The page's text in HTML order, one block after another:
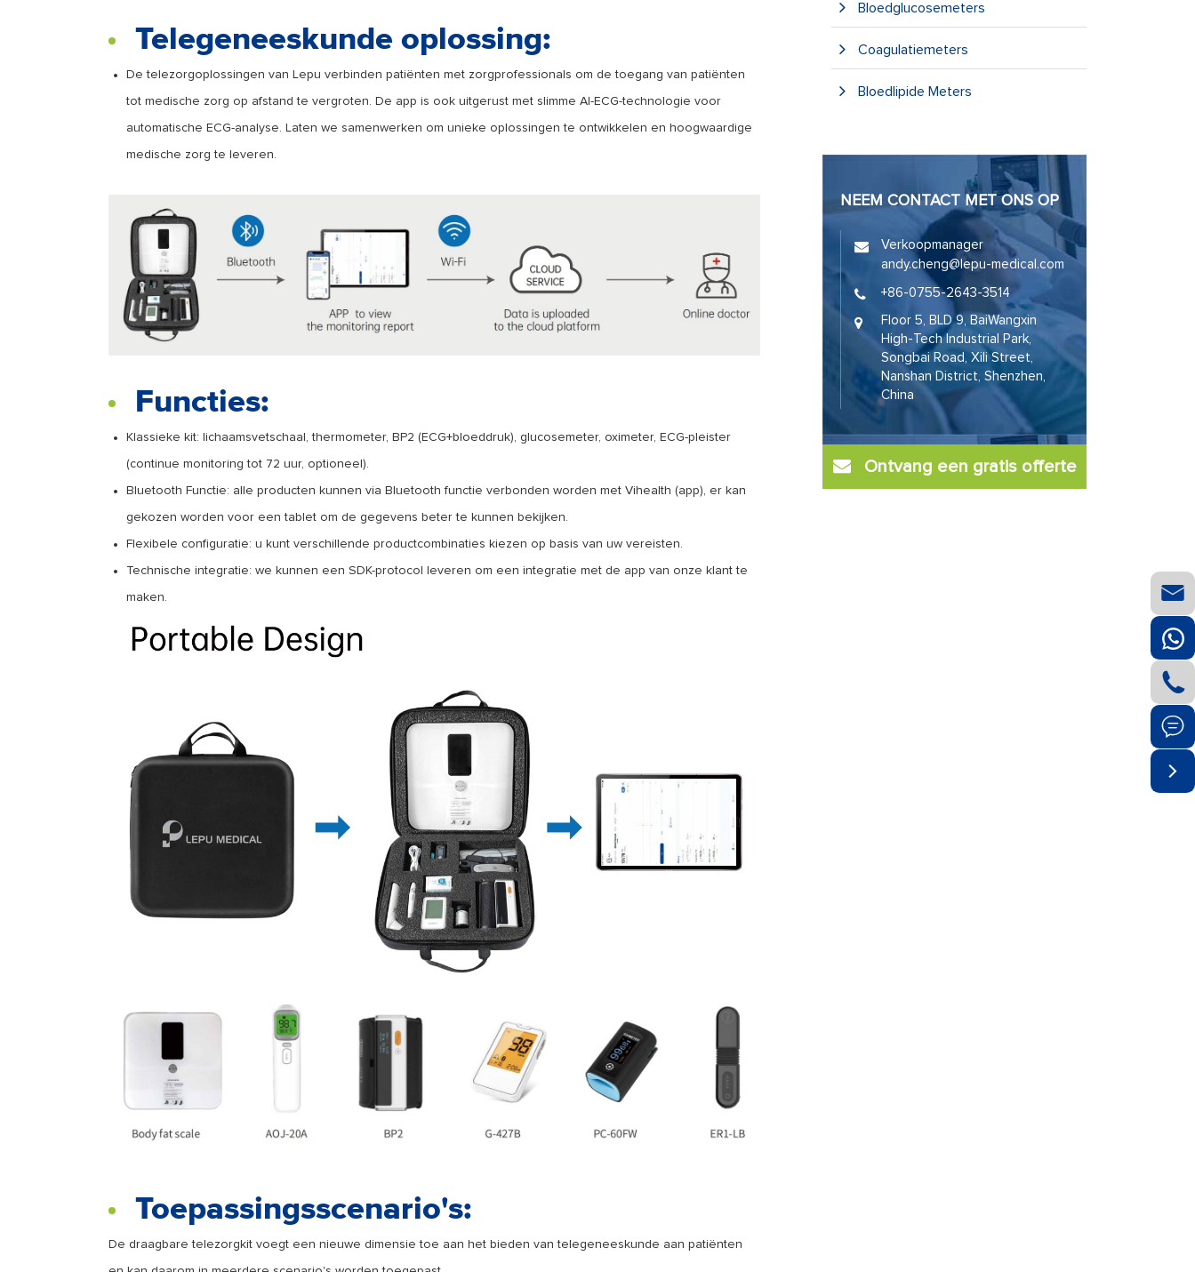
Telegeneeskunde oplossing:
De telezorgoplossingen van Lepu verbinden patiënten met zorgprofessionals om de toegang van patiënten
tot medische zorg op afstand te vergroten. De app is ook uitgerust met slimme AI-ECG-technologie voor
automatische ECG-analyse. Laten we samenwerken om unieke oplossingen te ontwikkelen en hoogwaardige
medische zorg te leveren.
Functies:
Klassieke kit: lichaamsvetschaal, thermometer, BP2 (ECG+bloeddruk), glucosemeter, oximeter, ECG-pleister
(continue monitoring tot 72 uur, optioneel).
Bluetooth Functie: alle producten kunnen via Bluetooth functie verbonden worden met Vihealth (app), er kan
gekozen worden voor een tablet om de gegevens beter te kunnen bekijken.
Flexibele configuratie: u kunt verschillende productcombinaties kiezen op basis van uw vereisten.
Technische integratie: we kunnen een SDK-protocol leveren om een integratie met de app van onze klant te
maken.
Toepassingsscenario's:
De draagbare telezorgkit voegt een nieuwe dimensie toe aan het bieden van telegeneeskunde aan patiënten
Bloedglucosemeters
Coagulatiemeters
Bloedlipide Meters
NEEM CONTACT MET ONS OP
Verkoopmanager
andy.cheng@lepu-medical.com
+86-0755-2643-3514
Floor 5, BLD 9, BaiWangxin
High-Tech Industrial Park,
Songbai Road, Xili Street,
Nanshan District, Shenzhen,
China
Ontvang een gratis offerte



